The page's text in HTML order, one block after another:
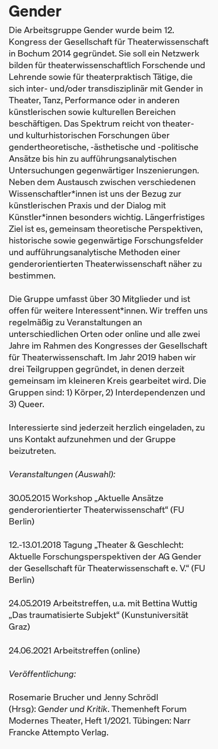
Gender
Die Arbeitsgruppe Gender wurde beim 12.
Kongress der Gesellschaft für Theaterwissenschaft
in Bochum 2014 gegründet. Sie soll ein Netzwerk
bilden für theaterwissenschaftlich Forschende und
Lehrende sowie für theaterpraktisch Tätige, die
sich inter- und/oder transdisziplinär mit Gender in
Theater, Tanz, Performance oder in anderen
künstlerischen sowie kulturellen Bereichen
beschäftigen. Das Spektrum reicht von theater-
und kulturhistorischen Forschungen über
gendertheoretische, -ästhetische und -politische
Ansätze bis hin zu aufführungsanalytischen
Untersuchungen gegenwärtiger Inszenierungen.
Neben dem Austausch zwischen verschiedenen
Wissenschaftler*innen ist uns der Bezug zur
künstlerischen Praxis und der Dialog mit
Künstler*innen besonders wichtig. Längerfristiges
Ziel ist es, gemeinsam theoretische Perspektiven,
historische sowie gegenwärtige Forschungsfelder
und aufführungsanalytische Methoden einer
genderorientierten Theaterwissenschaft näher zu
bestimmen.
Die Gruppe umfasst über 30 Mitglieder und ist
offen für weitere Interessent*innen. Wir treffen uns
regelmäßig zu Veranstaltungen an
unterschiedlichen Orten oder online und alle zwei
Jahre im Rahmen des Kongresses der Gesellschaft
für Theaterwissenschaft. Im Jahr 2019 haben wir
drei Teilgruppen gegründet, in denen derzeit
gemeinsam im kleineren Kreis gearbeitet wird. Die
Gruppen sind: 1) Körper, 2) Interdependenzen und
3) Queer.
Interessierte sind jederzeit herzlich eingeladen, zu
uns Kontakt aufzunehmen und der Gruppe
beizutreten.
Veranstaltungen (Auswahl):
30.05.2015 Workshop „Aktuelle Ansätze
genderorientierter Theaterwissenschaft“ (FU
Berlin)
12.-13.01.2018 Tagung „Theater & Geschlecht:
Aktuelle Forschungsperspektiven der AG Gender
der Gesellschaft für Theaterwissenschaft e. V.“ (FU
Berlin)
24.05.2019 Arbeitstreffen, u.a. mit Bettina Wuttig
„Das traumatisierte Subjekt“ (Kunstuniversität
Graz)
24.06.2021 Arbeitstreffen (online)
Veröffentlichung:
Rosemarie Brucher und Jenny Schrödl
(Hrsg): Gender und Kritik. Themenheft Forum
Modernes Theater, Heft 1/2021. Tübingen: Narr
Francke Attempto Verlag.